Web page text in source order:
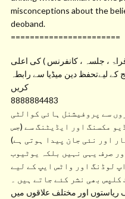
misconceptions about the
deoband.
=======================
، جلسہ ، کانفرنس ) کی اعلی
کے لیےتحفظ دین میڈیا سے رابطہ
کریں
8888884483
سے پروفیشنل ہائی کوالٹی
مکسنگ اور ایڈیٹنگ سے (جس
اور نئی جان پیدا ہوتی ہے)
صرف یہی نہیں بلکہ یوٹیوب
لوڈنگ اور واٹس ایپ کے لیے
کلپس بھی نشر کئے جاتے ہیں ۔
ریاستوں اور مختلف علاقوں میں